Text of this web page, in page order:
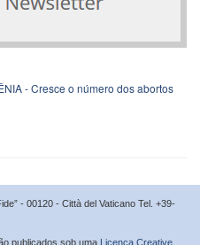
- Cresce o número dos abortos
- 00120 - Città del Vaticano Tel. +39-
publicados sob uma Licença Creative